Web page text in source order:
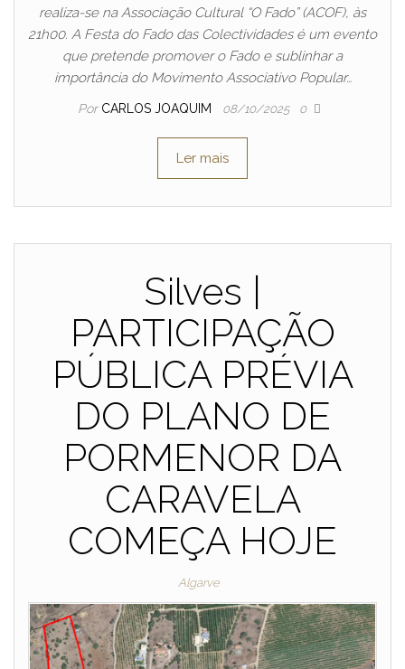
realiza-se na Associação Cultural “O Fado” (ACOF), às
21h00. A Festa do Fado das Colectividades é um evento
que pretende promover o Fado e sublinhar a
importância do Movimento Associativo Popular…
Por CARLOS JOAQUIM 08/10/2025 0
Ler mais
Silves |
PARTICIPAÇÃO
PÚBLICA PRÉVIA
DO PLANO DE
PORMENOR DA
CARAVELA
COMEÇA HOJE
Algarve